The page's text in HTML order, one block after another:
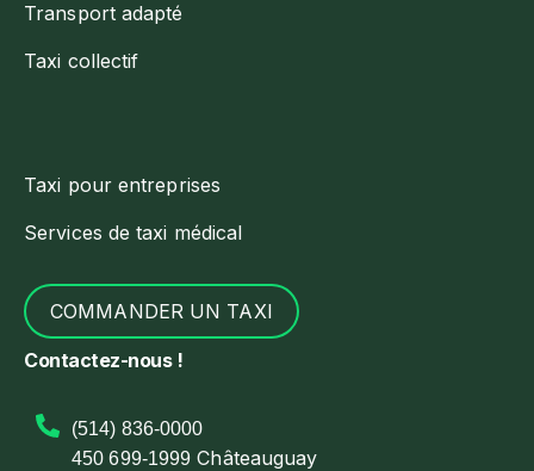
Transport adapté
Taxi collectif
Taxi pour entreprises
Services de taxi médical
COMMANDER UN TAXI
Contactez-nous !
(514) 836-0000
450 699-1999 Châteauguay